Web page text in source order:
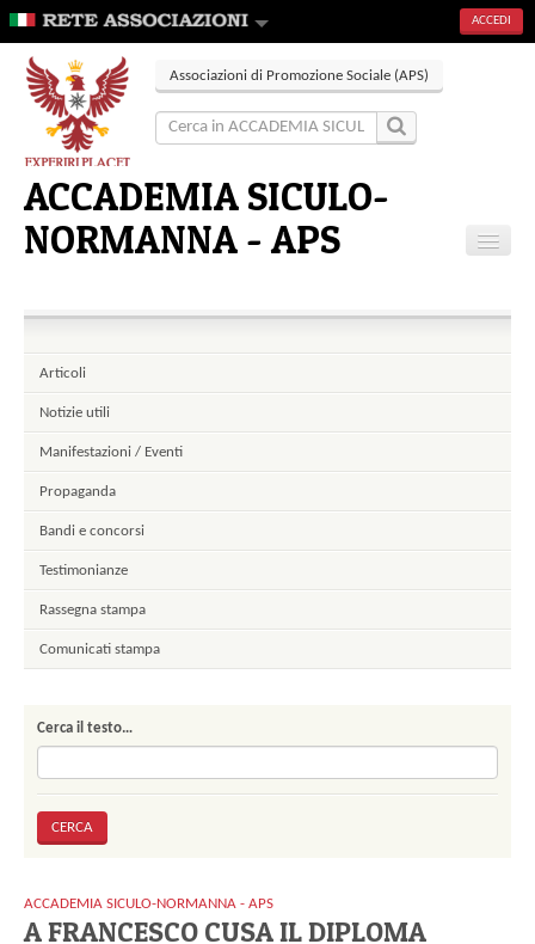
ACCEDI
Associazioni di Promozione Sociale (APS)
ACCADEMIA SICULO-
NORMANNA - APS
Articoli
Eventi
Contatti
Articoli
Notizie utili
Manifestazioni / Eventi
Propaganda
Bandi e concorsi
Testimonianze
Rassegna stampa
Comunicati stampa
Cerca il testo…
ACCADEMIA SICULO-NORMANNA - APS
A FRANCESCO CUSA IL DIPLOMA